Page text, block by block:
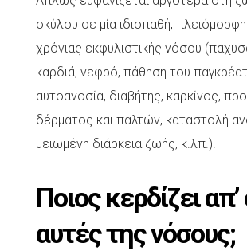
σκύλου σε μία ιδιοπαθή,
χρόνιας εκφυλιστικής νόσου
καρδιά, νεφρό, πάθηση του
αυτοανοσία, διαβήτης, καρκίνος,
δέρματος και παλτών, καταστολή
μειωμένη διάρκεια ζωής, κ.λπ.).
Ποιος κερδίζει
αυτές της νόσους;